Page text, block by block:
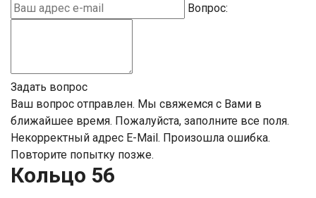
Вопрос:
Задать вопрос
Ваш вопрос отправлен. Мы свяжемся с Вами в
ближайшее время. Пожалуйста, заполните все поля.
Некорректный адрес E-Mail. Произошла ошибка.
Повторите попытку позже.
Кольцо 56